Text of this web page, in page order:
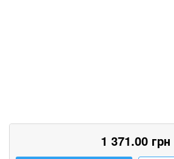
1 371.00грн